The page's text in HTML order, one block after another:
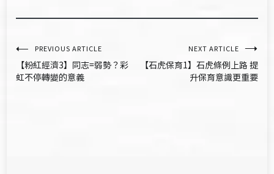
文
章
PREVIOUS ARTICLE
【粉紅經濟3】同志=弱勢？彩
虹不停轉變的意義
NEXT ARTICLE
【石虎保育1】石虎條例上路 提
升保育意識更重要